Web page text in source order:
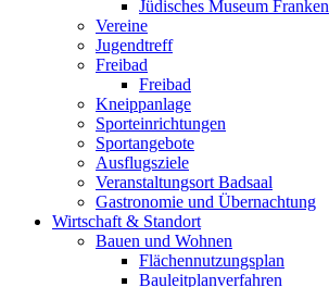
Jüdisches Museum Franken
Vereine
Jugendtreff
Freibad
Freibad
Kneippanlage
Sporteinrichtungen
Sportangebote
Ausflugsziele
Veranstaltungsort Badsaal
Gastronomie und Übernachtung
Wirtschaft & Standort
Bauen und Wohnen
Flächennutzungsplan
Bauleitplanverfahren